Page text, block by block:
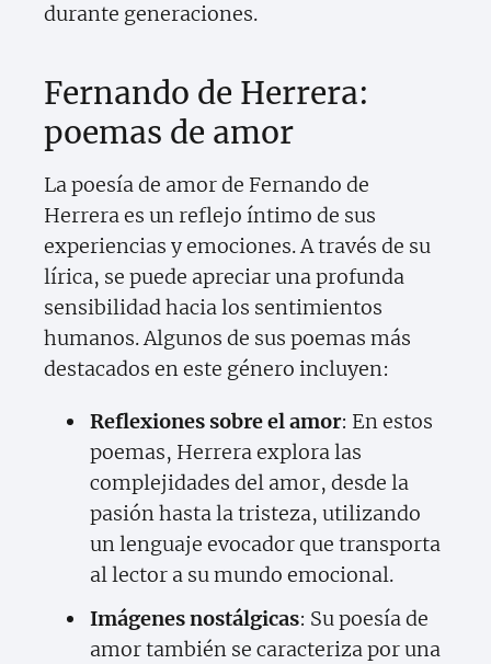
durante generaciones.
Fernando de Herrera:
poemas de amor
La poesía de amor de Fernando de
Herrera es un reflejo íntimo de sus
experiencias y emociones. A través de su
lírica, se puede apreciar una profunda
sensibilidad hacia los sentimientos
humanos. Algunos de sus poemas más
destacados en este género incluyen:
Reflexiones sobre el amor: En estos
poemas, Herrera explora las
complejidades del amor, desde la
pasión hasta la tristeza, utilizando
un lenguaje evocador que transporta
al lector a su mundo emocional.
Imágenes nostálgicas: Su poesía de
amor también se caracteriza por una